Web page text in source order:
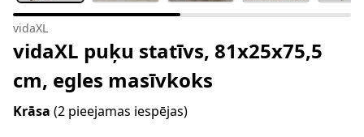
vidaXL
vidaXL puķu statīvs, 81x25x75,5
cm, egles masīvkoks
Krāsa (2 pieejamas iespējas)